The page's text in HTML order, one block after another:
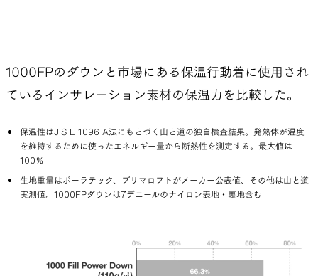
1000FPのダウンと市場にある保温行動着に使用され
ているインサレーション素材の保温力を比較した。
保温性はJIS L 1096 A法にもとづく山と道の独自検査結果。発熱体が温度
を維持するために使ったエネルギー量から断熱性を測定する。最大値は
100％
生地重量はポーラテック、プリマロフトがメーカー公表値、その他は山と道
実測値。1000FPダウンは7デニールのナイロン表地・裏地含む